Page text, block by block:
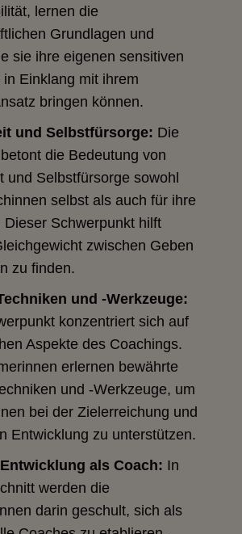
lernen die
Grundlagen und
sie ihre eigenen sensitiven
Einklang mit ihrem
bringen können.
und Selbstfürsorge: Die
die Bedeutung von
und Selbstfürsorge sowohl
selbst als auch für ihre
Dieser Schwerpunkt hilft
zwischen Geben
zu finden.
und -Werkzeuge:
konzentriert sich auf
Aspekte des Coachings.
erlernen bewährte
und -Werkzeuge, um
bei der Zielerreichung und
Entwicklung zu unterstützen.
als Coach: In
werden die
darin geschult, sich als